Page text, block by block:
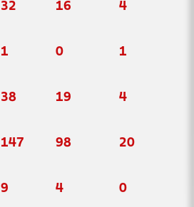
32 16 4
1 0 1
38 19 4
147 98 20
9 4 0